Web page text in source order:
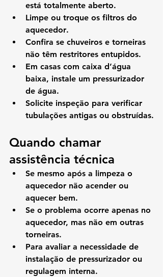
está totalmente aberto.
Limpe ou troque os filtros do
aquecedor.
Confira se chuveiros e torneiras
não têm restritores entupidos.
Em casas com caixa d’água
baixa, instale um pressurizador
de água.
Solicite inspeção para verificar
tubulações antigas ou obstruídas.
Quando chamar
assistência técnica
Se mesmo após a limpeza o
aquecedor não acender ou
aquecer bem.
Se o problema ocorre apenas no
aquecedor, mas não em outras
torneiras.
Para avaliar a necessidade de
instalação de pressurizador ou
regulagem interna.